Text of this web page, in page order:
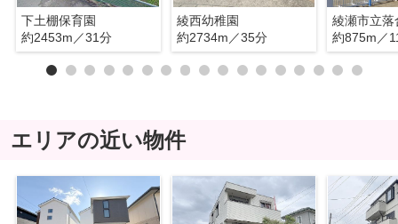
下土棚保育園
約2453m／31分
綾西幼稚園
約2734m／35分
綾瀬市立落
約875m／
エリアの近い物件